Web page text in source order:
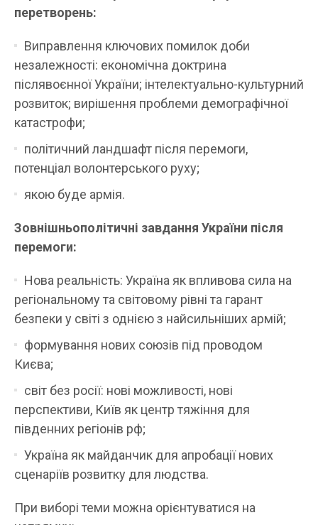
перетворень:
Виправлення ключових помилок доби
незалежності: економічна доктрина
післявоєнної України; інтелектуально-культурний
розвиток; вирішення проблеми демографічної
катастрофи;
політичний ландшафт після перемоги,
потенціал волонтерського руху;
якою буде армія.
Зовнішньополітичні завдання України після
перемоги:
Нова реальність: Україна як впливова сила на
регіональному та світовому рівні та гарант
безпеки у світі з однією з найсильніших армій;
формування нових союзів під проводом
Києва;
cвіт без росії: нові можливості, нові
перспективи, Київ як центр тяжіння для
південних регіонів рф;
Україна як майданчик для апробації нових
сценаріїв розвитку для людства.
При виборі теми можна орієнтуватися на